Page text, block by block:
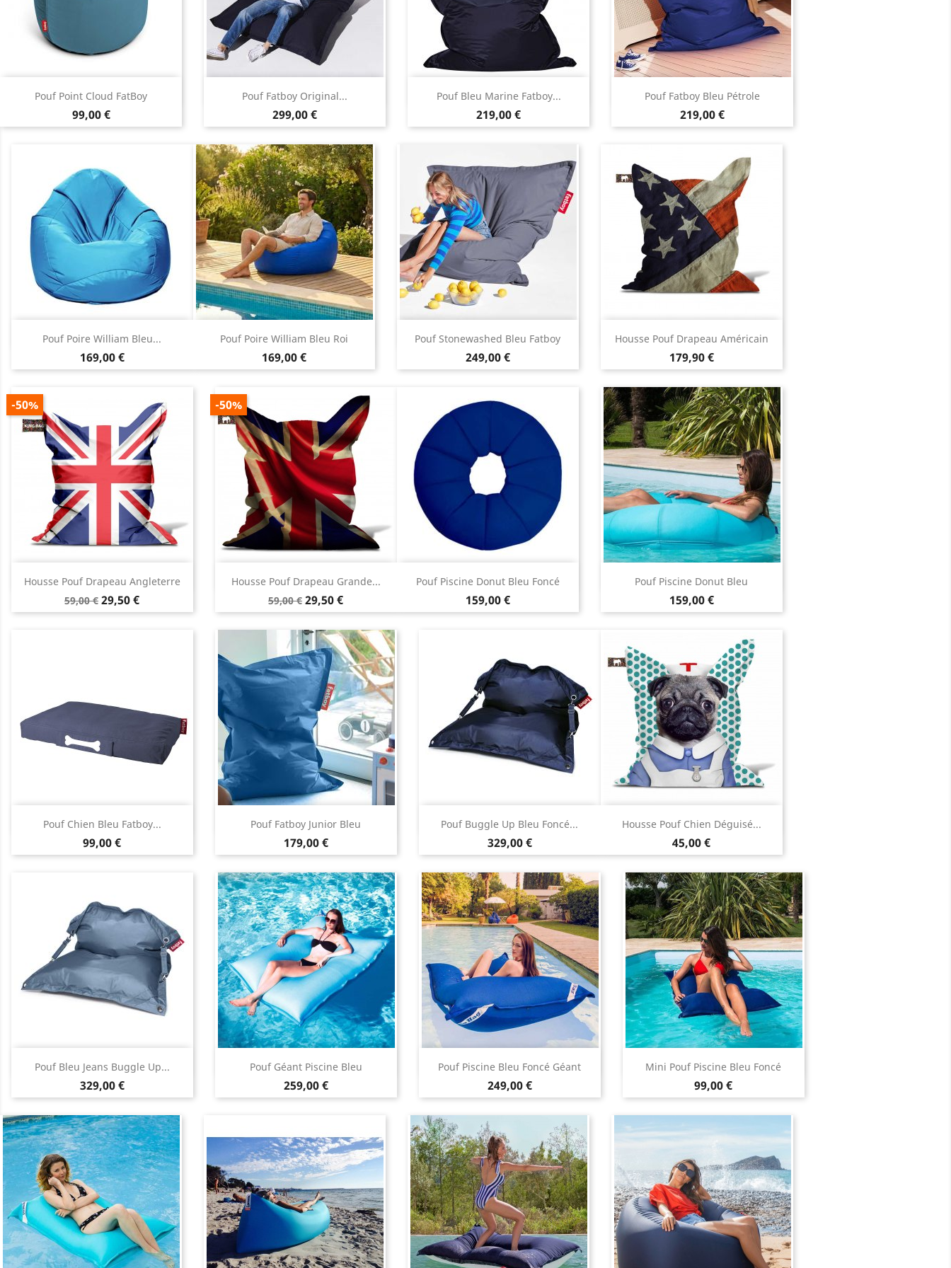
Pouf Point Cloud FatBoy
Prix
99,00 €
Aperçu rapide Pouf Fatboy Original...
Prix
299,00 €
Aperçu rapide Pouf Bleu Marine Fatboy...
Prix
219,00 €
Aperçu rapide Pouf Fatboy Bleu Pétrole
Prix
219,00 €
Aperçu rapide
Pouf Poire William Bleu...
Prix
169,00 €
Aperçu rapide Pouf Poire William Bleu Roi
Prix
169,00 €
Aperçu rapide Pouf Stonewashed Bleu Fatboy
Prix
249,00 €
Aperçu rapide Housse Pouf Drapeau Américain
Prix
179,90 €
Aperçu rapide
Housse Pouf Drapeau Angleterre
Prix
de
59,00 €
-50%
Prix
29,50 €
Aperçu rapide Housse Pouf Drapeau Grande...
Prix
de
base
59,00 €
-50%
Prix
29,50 €
Aperçu rapide Pouf Piscine Donut Bleu Foncé
Prix
159,00 €
Aperçu rapide Pouf Piscine Donut Bleu
Prix
159,00 €
Aperçu rapide
Pouf Chien Bleu Fatboy...
Prix
99,00 €
Aperçu rapide Pouf Fatboy Junior Bleu
Prix
179,00 €
Aperçu rapide Pouf Buggle Up Bleu Foncé...
Prix
329,00 €
Aperçu rapide Housse Pouf Chien Déguisé...
Prix
45,00 €
Aperçu rapide
Pouf Bleu Jeans Buggle Up...
Prix
329,00 €
Aperçu rapide Pouf Géant Piscine Bleu
Prix
259,00 €
Aperçu rapide Pouf Piscine Bleu Foncé Géant
Prix
249,00 €
Aperçu rapide Mini Pouf Piscine Bleu Foncé
Prix
99,00 €
Aperçu rapide